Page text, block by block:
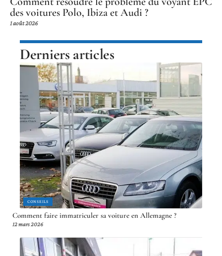
des voitures Polo, Ibiza et Audi ?
1 août 2026
Derniers articles
CONSEILS
Comment faire immatriculer sa voiture en Allemagne ?
12 mars 2026